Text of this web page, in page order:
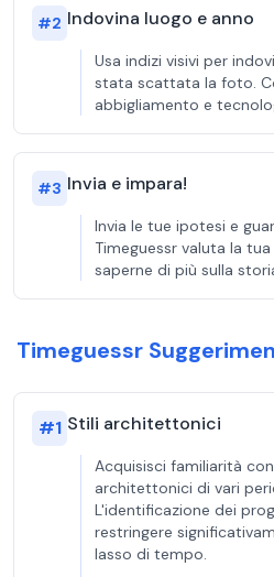
#2 Indovina luogo e anno
Usa indizi visivi per
stata scattata la foto.
abbigliamento e
#3 Invia e impara!
Invia le tue ipotesi e
Timeguessr valuta la
saperne di più sulla
Timeguessr
#1 Stili architettonici
Acquisisci familiarità
architettonici di vari
L'identificazione dei
restringere
lasso di tempo.